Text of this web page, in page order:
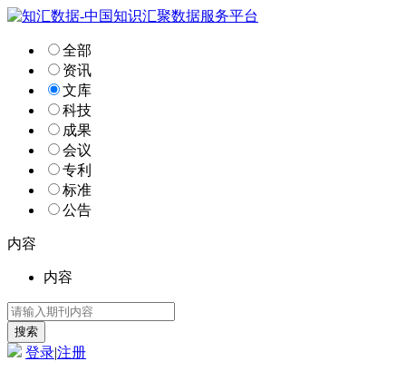
全部
资讯
文库
科技
成果
会议
专利
标准
公告
内容
内容
登录|注册